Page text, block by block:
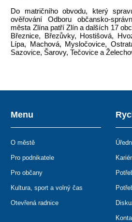
Do matričního obvodu, který
ověřování Odboru občansko-
města Zlína patří Zlín a dalších 17
Březnice, Březůvky, Hostišová,
Lípa, Machová, Mysločovice,
Sazovice, Šarovy, Tečovice a
Menu
O městě
Pro podnikatele
Pro občany
Kultura, sport a volný čas
Otevřená radnice